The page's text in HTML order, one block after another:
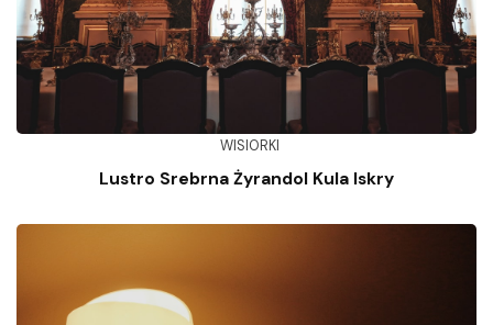
WISIORKI
Lustro Srebrna Żyrandol Kula Iskry